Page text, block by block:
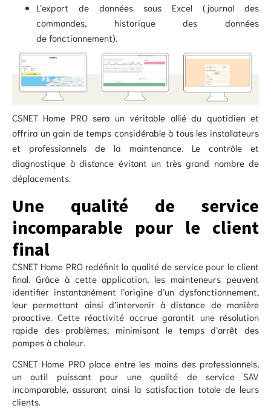
L’export de données sous Excel (journal des
commandes, historique des données
de fonctionnement).
CSNET Home PRO sera un véritable allié du quotidien et
offrira un gain de temps considérable à tous les installateurs
et professionnels de la maintenance. Le contrôle et
diagnostique à distance évitant un très grand nombre de
déplacements.
Une qualité de service
incomparable pour le client
final
CSNET Home PRO redéfinit la qualité de service pour le client
final. Grâce à cette application, les mainteneurs peuvent
identifier instantanément l’origine d’un dysfonctionnement,
leur permettant ainsi d’intervenir à distance de manière
proactive. Cette réactivité accrue garantit une résolution
rapide des problèmes, minimisant le temps d’arrêt des
pompes à chaleur.
CSNET Home PRO place entre les mains des professionnels,
un outil puissant pour une qualité de service SAV
incomparable, assurant ainsi la satisfaction totale de leurs
clients.